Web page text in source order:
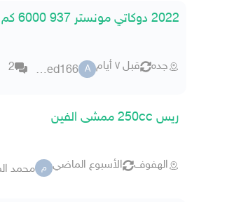
2022 دوكاتي مونستر 937 6000 كم محملة بالكامل
جده قبل ٧ أيام A
ahmed166
2
ريس 250cc ممشى الفين
الهفوف الأسبوع الماضي م